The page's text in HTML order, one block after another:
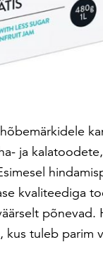
ja
kvaliteediga
tuleb parim